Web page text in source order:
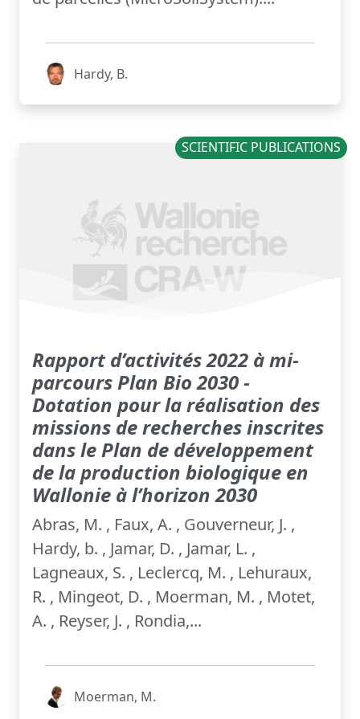
Hardy, B.
SCIENTIFIC PUBLICATIONS
Rapport d’activités 2022 à mi-
parcours Plan Bio 2030 -
Dotation pour la réalisation des
missions de recherches inscrites
dans le Plan de développement
de la production biologique en
Wallonie à l’horizon 2030
Abras, M. , Faux, A. , Gouverneur, J. ,
Hardy, b. , Jamar, D. , Jamar, L. ,
Lagneaux, S. , Leclercq, M. , Lehuraux,
R. , Mingeot, D. , Moerman, M. , Motet,
A. , Reyser, J. , Rondia,...
Moerman, M.